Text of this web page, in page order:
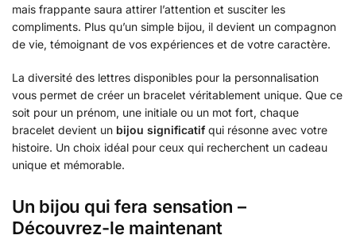
mais frappante saura attirer l’attention et susciter les
compliments. Plus qu’un simple bijou, il devient un compagnon
de vie, témoignant de vos expériences et de votre caractère.
La diversité des lettres disponibles pour la personnalisation
vous permet de créer un bracelet véritablement unique. Que ce
soit pour un prénom, une initiale ou un mot fort, chaque
bracelet devient un bijou significatifqui résonne avec votre
histoire. Un choix idéal pour ceux qui recherchent un cadeau
unique et mémorable.
Un bijou qui fera sensation –
Découvrez-le maintenant